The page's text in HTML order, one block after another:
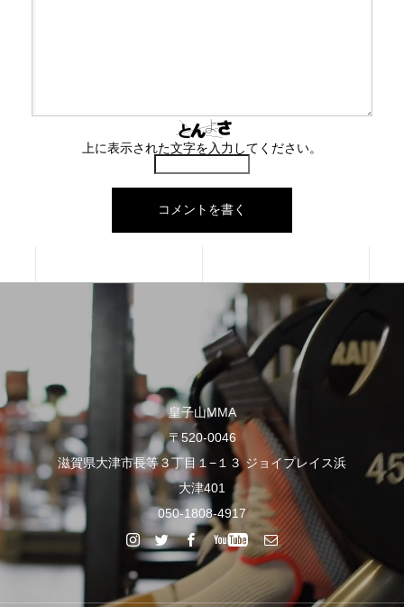
上に表示された文字を入力してください。
皇子山MMA
〒520-0046
滋賀県大津市長等３丁目１−１３ ジョイプレイス浜
大津401
050-1808-4917